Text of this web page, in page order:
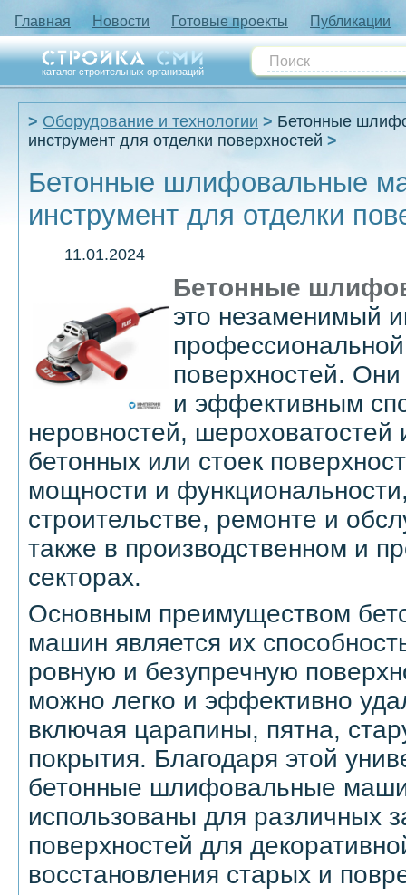
Главная Новости Готовые проекты Публикации
каталог строительных организаций
Оборудование и технологии
Бетонные
инструмент для отделки поверхностей
Бетонные шлифовальные
инструмент для отделки
11.01.2024
Бетонные
это незаменимый
поверхностей.
и эффективным
неровностей,
бетонных или стоек
мощности и
строительстве, ремонте и
также в производственном и
секторах.
Основным преимуществом
машин является их
ровную и безупречную
можно легко и эффективно
включая царапины, пятна,
покрытия. Благодаря этой
бетонные шлифовальные
использованы для различных
поверхностей для
восстановления старых и